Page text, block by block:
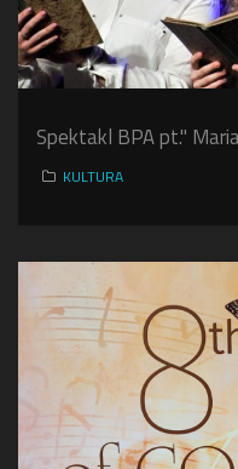
Spektakl BPA pt."
KULTURA